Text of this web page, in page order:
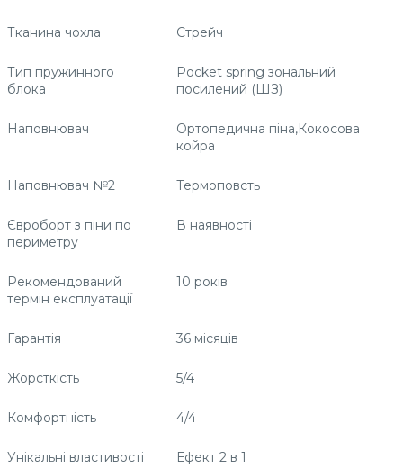
Тканина чохла Стрейч
Тип пружинного
блока
Pocket spring зональний
посилений (ШЗ)
Наповнювач
Ортопедична піна,Кокосова
койра
Наповнювач №2 Термоповсть
Євроборт з піни по
периметру
В наявності
Рекомендований
термін експлуатації
10 років
Гарантія 36 місяців
Жорсткість 5/4
Комфортність 4/4
Унікальні властивості Ефект 2 в 1